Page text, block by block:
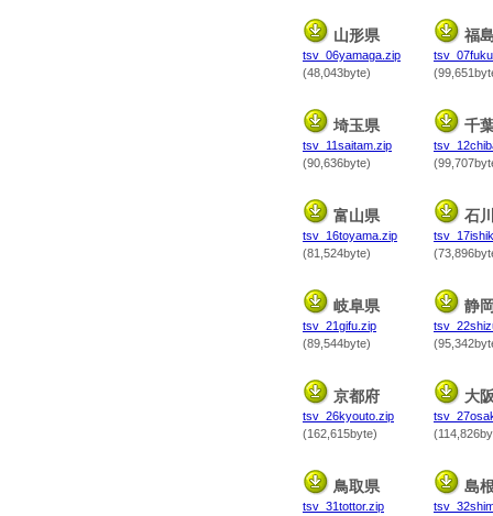
山形県
tsv_06yamaga.zip
(48,043byte)
福
埼玉県
tsv_11saitam.zip
(90,636byte)
千
富山県
tsv_16toyama.zip
(81,524byte)
石
岐阜県
tsv_21gifu.zip
(89,544byte)
静
京都府
tsv_26kyouto.zip
(162,615byte)
大
鳥取県
tsv_31tottor.zip
島